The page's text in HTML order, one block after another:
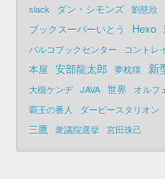
slack
ダン・シモンズ 劉慈欣
ブックスーパーいとう
Hexo
パルコブックセンター
コントレ
本屋 安部龍太郎 夢枕獏 新
大槻ケンヂ JAVA 世界 オルフ
覇王の番人
ダービースタリオン
三鷹 衆議院選挙 宮田珠己